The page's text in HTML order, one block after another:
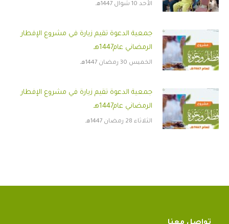
الأحد 10 شوال 1447هـ
جمعية الدعوة تقيم زيارة في مشروع الإفطار
الرمضاني عام1447هـ
الخميس 30 رمضان 1447هـ
جمعية الدعوة تقيم زيارة في مشروع الإفطار
الرمضاني عام1447هـ
الثلاثاء 28 رمضان 1447هـ